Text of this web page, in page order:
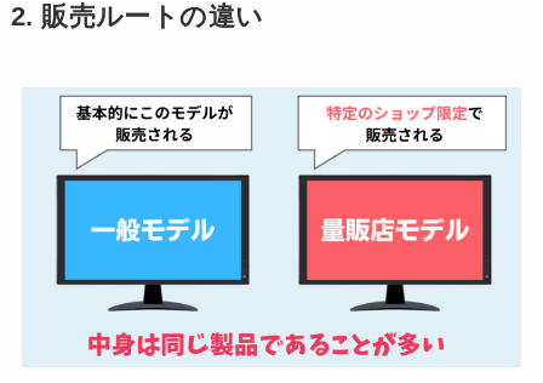
2. 販売ルートの違い